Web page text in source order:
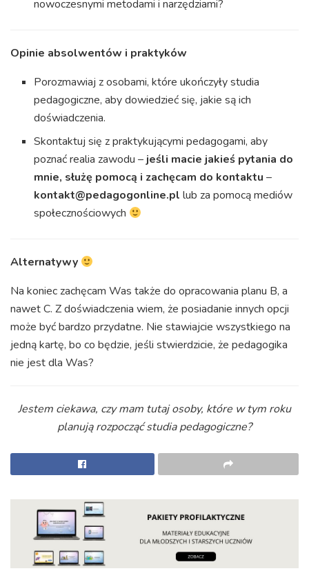
nowoczesnymi metodami i narzędziami?
Opinie absolwentów i praktyków
Porozmawiaj z osobami, które ukończyły studia
pedagogiczne, aby dowiedzieć się, jakie są ich
doświadczenia.
Skontaktuj się z praktykującymi pedagogami, aby
poznać realia zawodu – jeśli macie jakieś pytania do
mnie, służę pomocą i zachęcam do kontaktu –
kontakt@pedagogonline.pl lub za pomocą mediów
społecznościowych
Alternatywy
Na koniec zachęcam Was także do opracowania planu B, a
nawet C. Z doświadczenia wiem, że posiadanie innych opcji
może być bardzo przydatne. Nie stawiajcie wszystkiego na
jedną kartę, bo co będzie, jeśli stwierdzicie, że pedagogika
nie jest dla Was?
Jestem ciekawa, czy mam tutaj osoby, które w tym roku
planują rozpocząć studia pedagogiczne?